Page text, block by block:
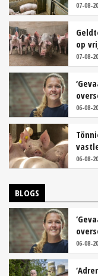
07-08-
op
07-08-
06-08-
06-08-
BLOGS
06-08-